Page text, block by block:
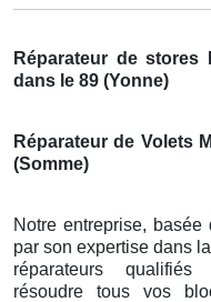
Réparateur de stores
dans le 89 (Yonne)
Réparateur de Volets
(Somme)
Notre entreprise,
par son expertise dans
réparateurs qualifiés
résoudre tous vos